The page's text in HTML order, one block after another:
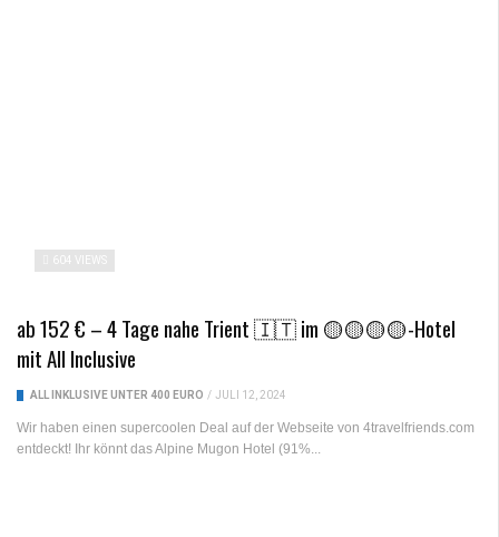
604 VIEWS
ab 152 € – 4 Tage nahe Trient 🇮🇹 im 🟡🟡🟡🟡-Hotel
mit All Inclusive
ALL INKLUSIVE UNTER 400 EURO / JULI 12, 2024
Wir haben einen supercoolen Deal auf der Webseite von 4travelfriends.com
entdeckt! Ihr könnt das Alpine Mugon Hotel (91%...